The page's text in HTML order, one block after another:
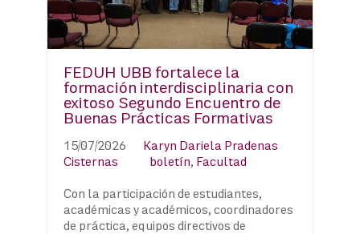
FEDUH UBB fortalece la
formación interdisciplinaria con
exitoso Segundo Encuentro de
Buenas Prácticas Formativas
15/07/2026
Karyn Dariela Pradenas
Cisternas
boletín, Facultad
Con la participación de estudiantes,
académicas y académicos, coordinadores
de práctica, equipos directivos de